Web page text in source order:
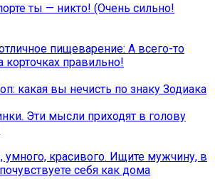
ты — никто! (Очень сильно!
пищеварение: А всего-то
корточках правильно!
какая вы нечисть по знаку Зодиака
Эти мысли приходят в голову
умного, красивого. Ищите мужчину, в
себя как дома